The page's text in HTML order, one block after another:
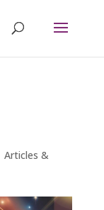
Articles &